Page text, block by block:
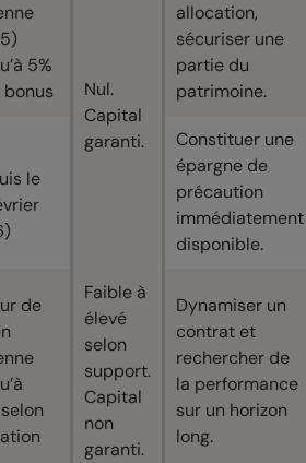
5%
bonus
Nul.
Capital
garanti.
allocation,
sécuriser une
partie du
patrimoine.
le
Constituer une
épargne de
précaution
immédiatement
disponible.
de
Faible à
élevé
selon
support.
Capital
non
garanti.
Dynamiser un
contrat et
rechercher de
la performance
sur un horizon
long.